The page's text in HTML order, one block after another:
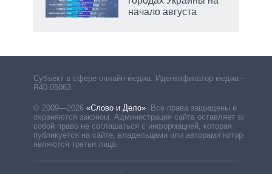
начало августа
Субъект в сфере онлайн-медиа. Идентификатор медиа –
R40-05063
© 2009—2026 «Слово и Дело». Все права защищены и
охраняются законом. Администрация сайта оставляет за
собой право не соглашаться с информацией, которая
публикуется на сайте, владельцами или авторами которой
являются третьи лица.